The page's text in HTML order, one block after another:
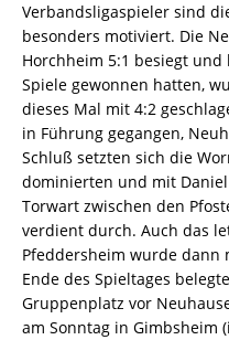
Verbandsligaspieler sind
besonders motiviert. Die
Horchheim 5:1 besiegt
Spiele gewonnen hatten,
dieses Mal mit 4:2
in Führung gegangen,
Schluß setzten sich die
dominierten und mit
Torwart zwischen den
verdient durch. Auch das
Pfeddersheim wurde dann
Ende des Spieltages
Gruppenplatz vor
am Sonntag in Gimbsheim